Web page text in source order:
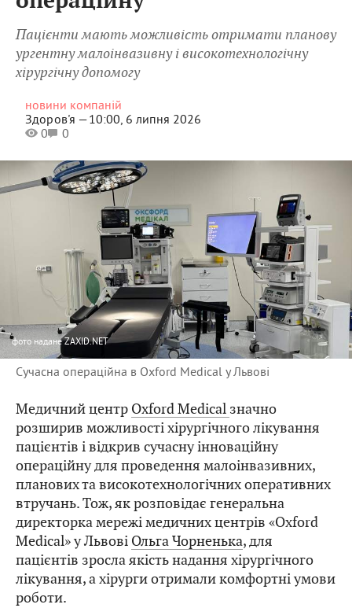
Пацієнти мають можливість отримати планову
ургентну малоінвазивну і високотехнологічну
хірургічну допомогу
новини компаній
Здоров'я —10:00, 6 липня 2026
0
0
фото надане ZAXID.NET
Сучасна операційна в Oxford Medical у Львові
Медичний центр Oxford Medical значно
розширив можливості хірургічного лікування
пацієнтів і відкрив сучасну інноваційну
операційну для проведення малоінвазивних,
планових та високотехнологічних оперативних
втручань. Тож, як розповідає генеральна
директорка мережі медичних центрів «Oxford
Medical» у Львові Ольга Чорненька, для
пацієнтів зросла якість надання хірургічного
лікування, а хірурги отримали комфортні умови
роботи.